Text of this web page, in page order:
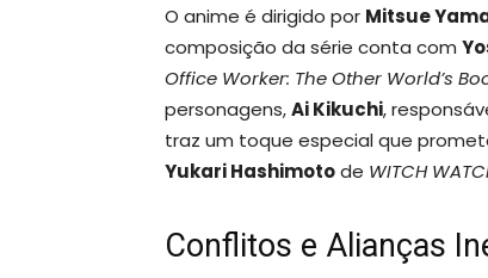
O anime é dirigido por Mitsue
composição da série conta com
Office Worker: The Other World’s
personagens,Ai Kikuchi,
traz um toque especial que
Yukari Hashimotode WITCH
Conflitos e Alianças